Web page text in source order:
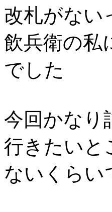
改札がない
飲兵衛の私
でした
今回かなり
行きたいと
ないくらい